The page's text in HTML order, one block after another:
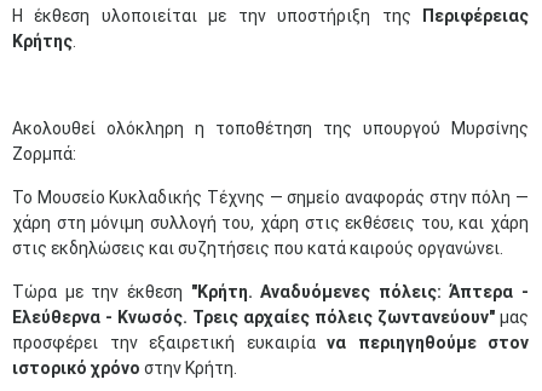
Η έκθεση υλοποιείται με την υποστήριξη της
Περιφέρειας
Κρήτης
Ακολουθεί ολόκληρη η τοποθέτηση της υπουργού Μυρσίνης
Ζορμπά:
To Μουσείο Κυκλαδικής Τέχνης — σημείο αναφοράς στην πόλη —
χάρη στη μόνιμη συλλογή του, χάρη στις εκθέσεις του, και χάρη
στις εκδηλώσεις και συζητήσεις που κατά καιρούς οργανώνει.
Τώρα με την έκθεση "Κρήτη. Αναδυόμενες πόλεις: Άπτερα -
Ελεύθερνα - Κνωσός. Τρεις αρχαίες πόλεις ζωντανεύουν" μας
προσφέρει την εξαιρετική ευκαιρία να περιηγηθούμε στον
ιστορικό χρόνο στην Κρήτη.